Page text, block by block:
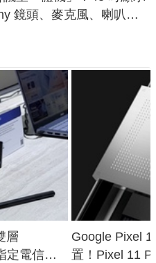
鏡頭、麥克風、喇叭，
層
定電信資
Google Pixel
置！Pixel 11